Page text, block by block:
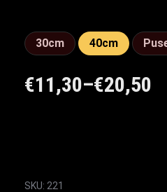
30cm 40cm
€11,30–€20,50
SKU: 221